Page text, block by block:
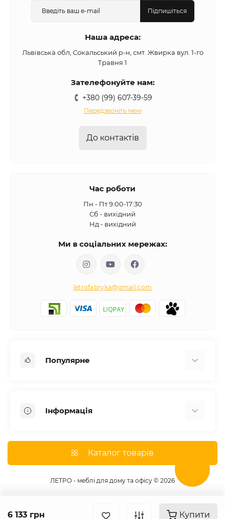
6 133 грн Купити
Підпишіться
Наша адреса:
Львівська обл, Сокальський р-н, смт. Жвирка вул. 1-го
Травня 1
Зателефонуйте нам:
+380 (99) 607-39-59
Передзвоніть мені
До контактів
Час роботи
Пн - Пт 9:00-17:30
Сб - вихідний
Нд - вихідний
Ми в соціальних мережах:
letrofabryka@gmail.com
Популярне
Комоди для спальні
Меблі в дитячу
Інформація
Оплата
Каталог товарів
ЛЕТРО - меблі для дому та офісу © 2026